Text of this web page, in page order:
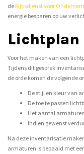
deRijksdienst voor
energie besparen op uw
Lichtplan
Voor het maken van een
Tijdens dit gesprek
de orde komen de volgende
De stijl en kleur van
De toe te passen
Het aantal
Indien gewenst
Na deze inventarisatie
armaturen is bepaald met